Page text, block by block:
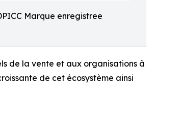
Marque enregistree
de la vente et aux organisations à
de cet écosystème ainsi